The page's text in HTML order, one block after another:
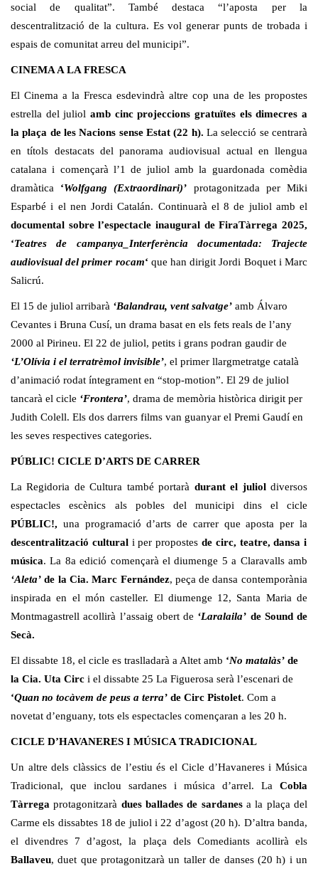
social de qualitat”. També destaca “l’aposta per la
descentralització de la cultura. Es vol generar punts de trobada i
espais de comunitat arreu del municipi”.
CINEMA A LA FRESCA
El Cinema a la Fresca esdevindrà altre cop una de les propostes
estrella del juliol amb cinc projeccions gratuïtes els dimecres a
la plaça de les Nacions sense Estat (22 h). La selecció se centrarà
en títols destacats del panorama audiovisual actual en llengua
catalana i començarà l’1 de juliol amb la guardonada comèdia
dramàtica ‘Wolfgang (Extraordinari)’ protagonitzada per Miki
Esparbé i el nen Jordi Catalán. Continuarà el 8 de juliol amb el
documental sobre l’espectacle inaugural de FiraTàrrega 2025,
‘Teatres de campanya_Interferència documentada: Trajecte
audiovisual del primer rocam‘ que han dirigit Jordi Boquet i Marc
Salicrú.
El 15 de juliol arribarà ‘Balandrau, vent salvatge’ amb Álvaro
Cevantes i Bruna Cusí, un drama basat en els fets reals de l’any
2000 al Pirineu. El 22 de juliol, petits i grans podran gaudir de
‘L’Olívia i el terratrèmol invisible’, el primer llargmetratge català
d’animació rodat íntegrament en “stop-motion”. El 29 de juliol
tancarà el cicle ‘Frontera’, drama de memòria històrica dirigit per
Judith Colell. Els dos darrers films van guanyar el Premi Gaudí en
les seves respectives categories.
PÚBLIC! CICLE D’ARTS DE CARRER
La Regidoria de Cultura també portarà durant el julioldiversos
espectacles escènics als pobles del municipi dins el cicle
PÚBLIC!, una programació d’arts de carrer que aposta per la
descentralització culturali per propostesde circ, teatre, dansa i
música. La 8a edició començarà el diumenge 5 a Claravalls amb
‘Aleta’ de la Cia. Marc Fernández, peça de dansa contemporània
inspirada en el món casteller. El diumenge 12, Santa Maria de
Montmagastrell acollirà l’assaig obert de ‘Laralaila’ de Sound de
Secà.
El dissabte 18, el cicle es traslladarà a Altet amb ‘No matalàs’ de
la Cia. Uta Circ i el dissabte 25 La Figuerosa serà l’escenari de
‘Quan no tocàvem de peus a terra’ de Circ Pistolet. Com a
novetat d’enguany, tots els espectacles començaran a les 20 h.
CICLE D’HAVANERES I MÚSICA TRADICIONAL
Un altre dels clàssics de l’estiu és el Cicle d’Havaneres i Música
Tradicional, que inclou sardanes i música d’arrel. La Cobla
Tàrregaprotagonitzarà dues ballades de sardanesa la plaça del
Carme els dissabtes 18 de juliol i 22 d’agost (20 h). D’altra banda,
el divendres 7 d’agost, la plaça dels Comediants acollirà els
Ballaveu, duet que protagonitzarà un taller de danses (20 h) i un